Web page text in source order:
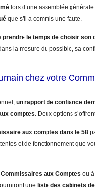
lors d’une assemblée
que s’il a commis une faute.
prendre le temps de choisir son
la mesure du possible, sa
chez votre
un rapport de confiance
comptes. Deux options
aux comptes dans le 58
et de fonctionnement que
aux Comptes ou
une liste des cabinets